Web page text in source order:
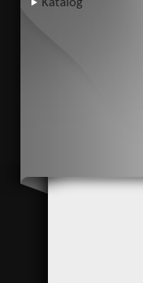
Katalog